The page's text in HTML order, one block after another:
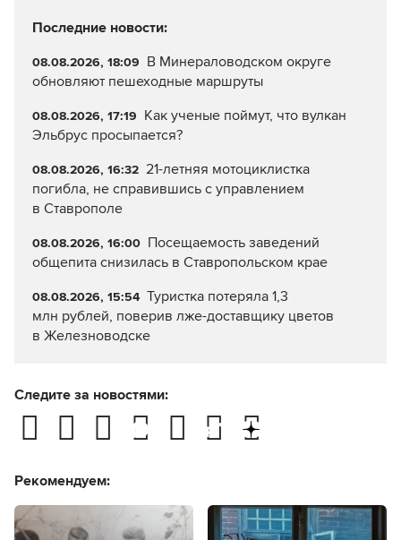
Последние новости:
08.08.2026, 18:09 В Минераловодском округе
обновляют пешеходные маршруты
08.08.2026, 17:19 Как ученые поймут, что вулкан
Эльбрус просыпается?
08.08.2026, 16:32 21-летняя мотоциклистка
погибла, не справившись с управлением
в Ставрополе
08.08.2026, 16:00 Посещаемость заведений
общепита снизилась в Ставропольском крае
08.08.2026, 15:54 Туристка потеряла 1,3
млн рублей, поверив лже-доставщику цветов
в Железноводске
Следите за новостями:
Рекомендуем: